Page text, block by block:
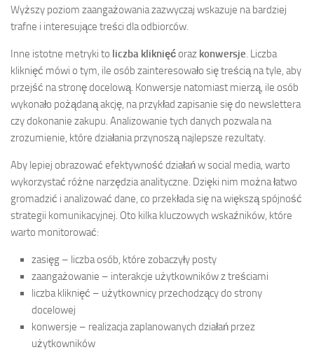
Wyższy poziom zaangażowania zazwyczaj wskazuje na bardziej
trafne i interesujące treści dla odbiorców.
Inne istotne metryki to liczba kliknięćoraz konwersje. Liczba
kliknięć mówi o tym, ile osób zainteresowało się treścią na tyle, aby
przejść na stronę docelową. Konwersje natomiast mierzą, ile osób
wykonało pożądaną akcję, na przykład zapisanie się do newslettera
czy dokonanie zakupu. Analizowanie tych danych pozwala na
zrozumienie, które działania przynoszą najlepsze rezultaty.
Aby lepiej obrazować efektywność działań w social media, warto
wykorzystać różne narzędzia analityczne. Dzięki nim można łatwo
gromadzić i analizować dane, co przekłada się na większą spójność
strategii komunikacyjnej. Oto kilka kluczowych wskaźników, które
warto monitorować:
zasięg – liczba osób, które zobaczyły posty
zaangażowanie – interakcje użytkowników z treściami
liczba kliknięć – użytkownicy przechodzący do strony
docelowej
konwersje – realizacja zaplanowanych działań przez
użytkowników